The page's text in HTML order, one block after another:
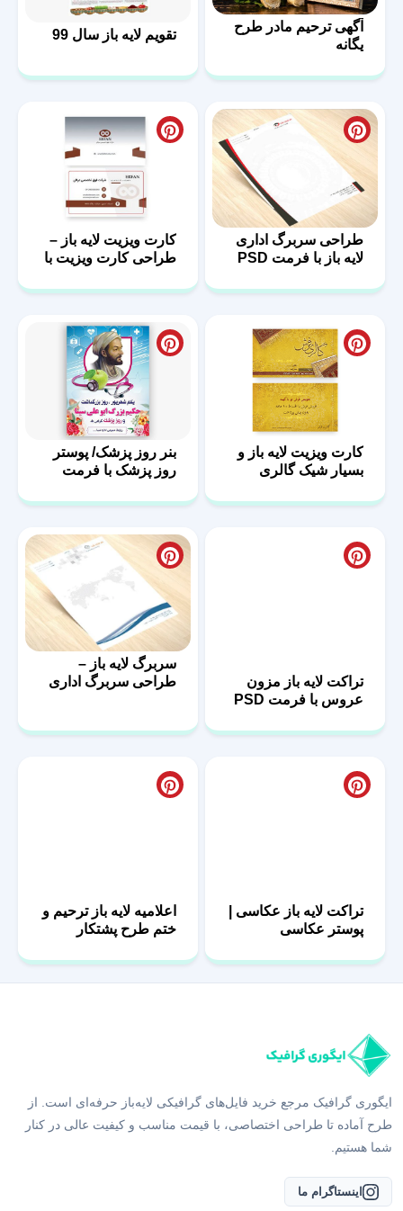
آگهی ترحیم مادر طرح
یگانه
تقویم لایه باز سال 99
طراحی سربرگ اداری
لایه باز با فرمت PSD
کارت ویزیت لایه باز –
طراحی کارت ویزیت با
کارت ویزیت لایه باز و
بسیار شیک گالری
بنر روز پزشک/ پوستر
روز پزشک با فرمت
تراکت لایه باز مزون
عروس با فرمت PSD
سربرگ لایه باز –
طراحی سربرگ اداری
پوستر عکاسی
اعلامیه لایه باز ترحیم و
ختم طرح پشتکار
ایگوری گرافیک مرجع خرید فایل‌های گرافیکی لایه‌باز حرفه‌ای است. از
طرح آماده تا طراحی اختصاصی، با قیمت مناسب و کیفیت عالی در کنار
شما هستیم.
اینستاگرام ما